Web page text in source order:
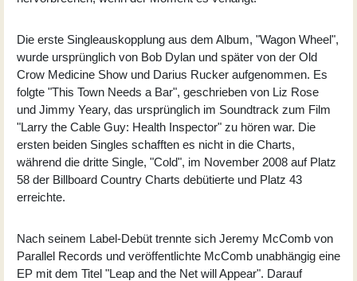
Die erste Singleauskopplung aus dem Album, "Wagon Wheel",
wurde ursprünglich von Bob Dylan und später von der Old
Crow Medicine Show und Darius Rucker aufgenommen. Es
folgte "This Town Needs a Bar", geschrieben von Liz Rose
und Jimmy Yeary, das ursprünglich im Soundtrack zum Film
"Larry the Cable Guy: Health Inspector" zu hören war. Die
ersten beiden Singles schafften es nicht in die Charts,
während die dritte Single, "Cold", im November 2008 auf Platz
58 der Billboard Country Charts debütierte und Platz 43
erreichte.
Nach seinem Label-Debüt trennte sich Jeremy McComb von
Parallel Records und veröffentlichte McComb unabhängig eine
EP mit dem Titel "Leap and the Net will Appear". Darauf